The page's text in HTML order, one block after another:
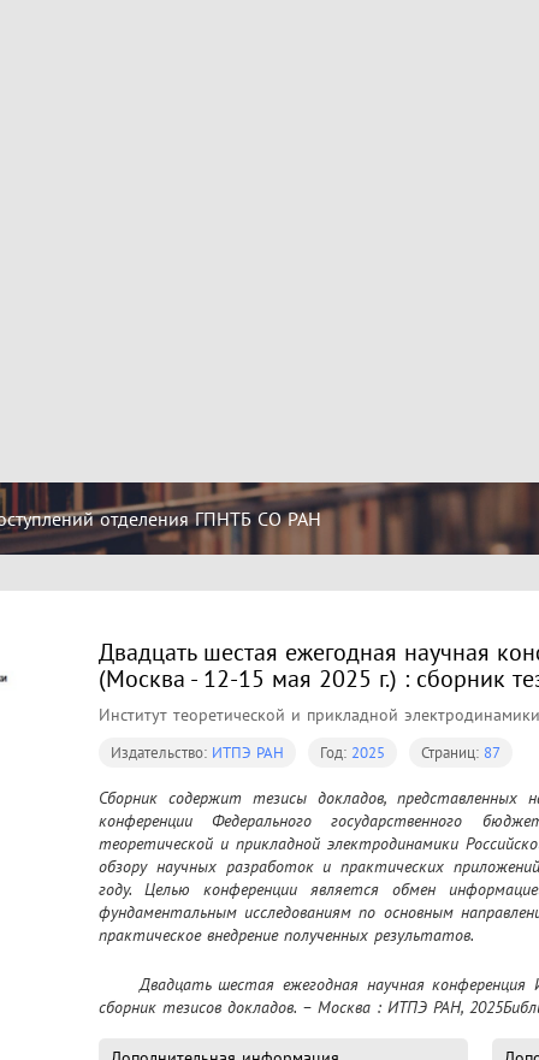
отделения ГПНТБ СО РАН
Двадцать шестая ежегодная научная
(Москва - 12-15 мая 2025 г.) : сборник
Институт теоретической и прикладной электродинамики
Издательство: ИТПЭ РАН Год: 2025 Страниц: 87
Сборник содержит тезисы докладов, представленных
конференции Федерального государственного
теоретической и прикладной электродинамики
обзору научных разработок и практических
году. Целью конференции является обмен
фундаментальным исследованиям по основным
практическое внедрение полученных результатов.
	Двадцать шестая ежегодная научная конференция ИТПЭ РАН (Москва - 12-15 мая 2025 г.) :
сборник тезисов докладов. – Москва : ИТПЭ РАН,